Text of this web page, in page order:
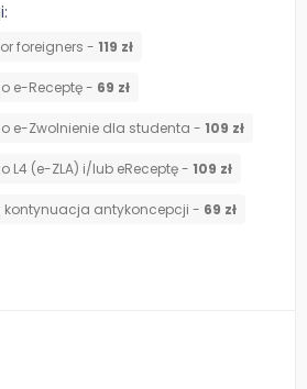
foreigners - 119 zł
e-Receptę - 69 zł
e-Zwolnienie dla studenta - 109 zł
L4 (e-ZLA) i/lub eReceptę - 109 zł
kontynuacja antykoncepcji - 69 zł